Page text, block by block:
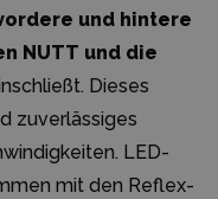
und hintere
NUTT und die
Dieses
zuverlässiges
LED-
mit den Reflex-